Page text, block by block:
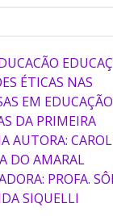
ÉTICAS NAS
EM
DA PRIMEIRA
AUTORA:
DO AMARAL
PROFA.
SIQUELLI